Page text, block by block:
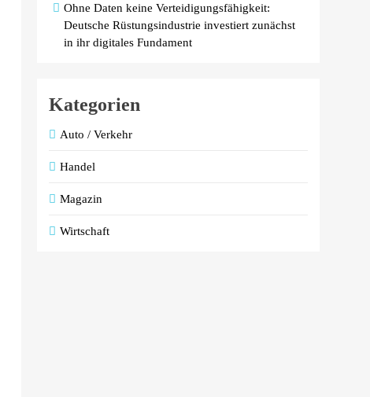
Ohne Daten keine Verteidigungsfähigkeit:
Deutsche Rüstungsindustrie investiert zunächst
in ihr digitales Fundament
Kategorien
Auto / Verkehr
Handel
Magazin
Wirtschaft